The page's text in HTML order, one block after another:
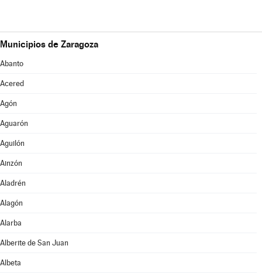
Municipios de Zaragoza
Abanto
Acered
Agón
Aguarón
Aguilón
Ainzón
Aladrén
Alagón
Alarba
Alberite de San Juan
Albeta